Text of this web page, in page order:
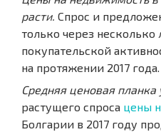
расти. Спрос и
только через несколько
покупательской
на протяжении 2017 года.
Средняя ценовая планка
растущего спроса цены
Болгарии в 2017 году